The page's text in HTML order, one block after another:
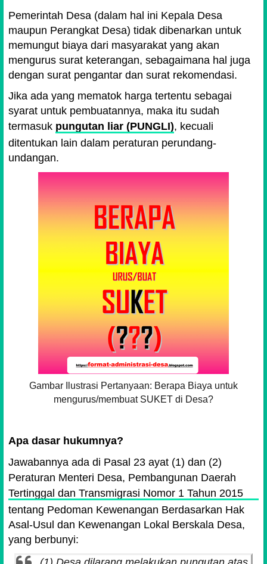
Pemerintah Desa (dalam hal ini Kepala Desa
maupun Perangkat Desa) tidak dibenarkan untuk
memungut biaya dari masyarakat yang akan
mengurus surat keterangan, sebagaimana hal juga
dengan surat pengantar dan surat rekomendasi.
Jika ada yang mematok harga tertentu sebagai
syarat untuk pembuatannya, maka itu sudah
termasuk pungutan liar (PUNGLI), kecuali
ditentukan lain dalam peraturan perundang-
undangan.
Gambar Ilustrasi Pertanyaan: Berapa Biaya untuk
mengurus/membuat SUKET di Desa?
Apa dasar hukumnya?
Jawabannya ada di Pasal 23 ayat (1) dan (2)
Peraturan Menteri Desa, Pembangunan Daerah
Tertinggal dan Transmigrasi Nomor 1 Tahun 2015
tentang Pedoman Kewenangan Berdasarkan Hak
Asal-Usul dan Kewenangan Lokal Berskala Desa,
yang berbunyi: